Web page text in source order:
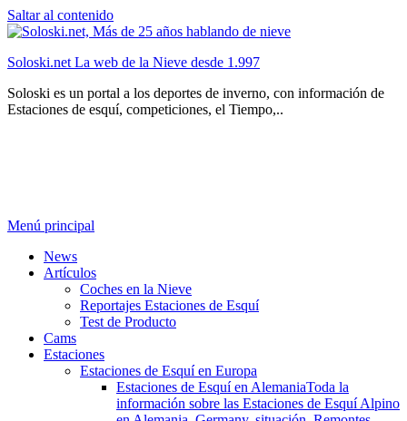
Saltar al contenido
Soloski.net La web de la Nieve desde 1.997
Soloski es un portal a los deportes de inverno, con información de
Estaciones de esquí, competiciones, el Tiempo,..
Menú principal
News
Artículos
Coches en la Nieve
Reportajes Estaciones de Esquí
Test de Producto
Cams
Estaciones
Estaciones de Esquí en Europa
Estaciones de Esquí en AlemaniaToda la
información sobre las Estaciones de Esquí Alpino